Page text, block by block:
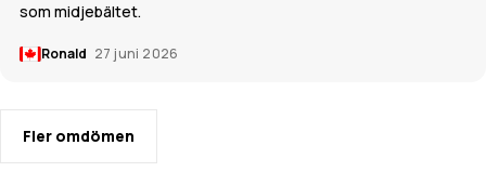
som midjebältet.
Ronald 27 juni 2026
Fler omdömen